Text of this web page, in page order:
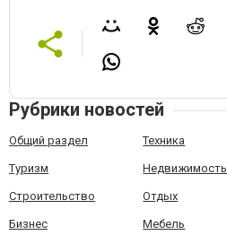
Рубрики новостей
Общий раздел Техника
Туризм Недвижимость
Строительство Отдых
Бизнес Мебель